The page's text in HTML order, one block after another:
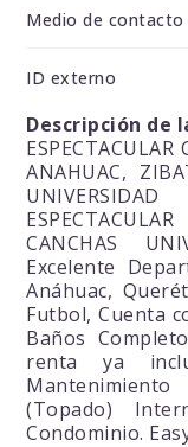
Medio de contacto
ID externo
Descripción de
ANAHUAC,
CANCHAS
Excelente
Anáhuac,
Futbol, Cuenta
Baños
renta ya
(Topado)
Condominio.